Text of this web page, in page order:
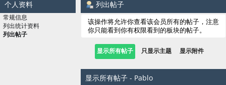
个人资料
常规信息
列出统计资料
列出帖子
列出帖子
该操作将允许你查看该会员所有的帖子，注意
你只能看到你有权限看到的板块的帖子。
显示所有帖子 只显示主题 显示附件
显示所有帖子 - Pablo